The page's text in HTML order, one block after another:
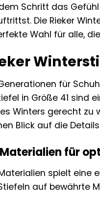
Schritt das
Die Rieker
Wahl für alle,
für
in Größe 41 sind
Winters gerecht zu
Blick auf die
für
spielt eine
auf bewährte